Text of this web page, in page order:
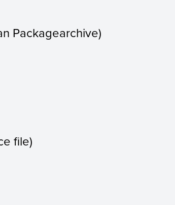
Packagearchive)
file)